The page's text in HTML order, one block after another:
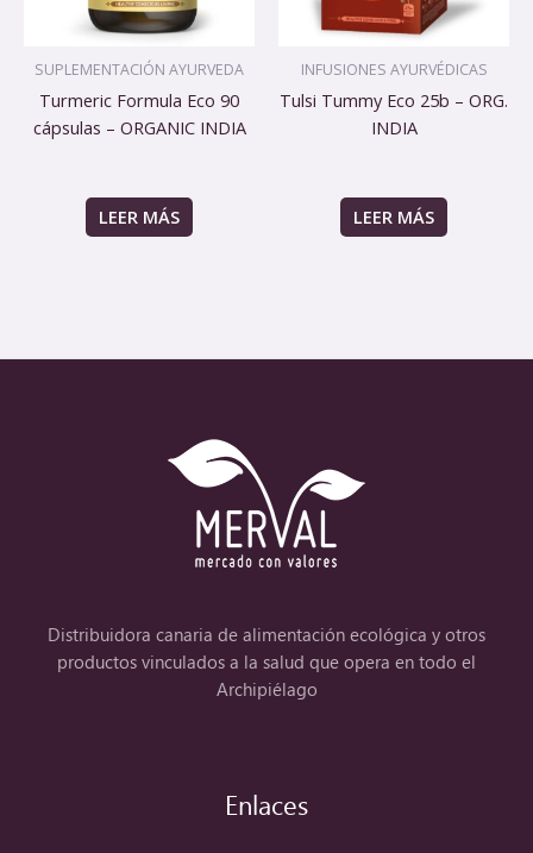
SUPLEMENTACIÓN AYURVEDA
Turmeric Formula Eco 90
cápsulas – ORGANIC INDIA
LEER MÁS
INFUSIONES AYURVÉDICAS
Tulsi Tummy Eco 25b – ORG.
INDIA
LEER MÁS
Distribuidora canaria de alimentación ecológica y otros
productos vinculados a la salud que opera en todo el
Archipiélago
Enlaces